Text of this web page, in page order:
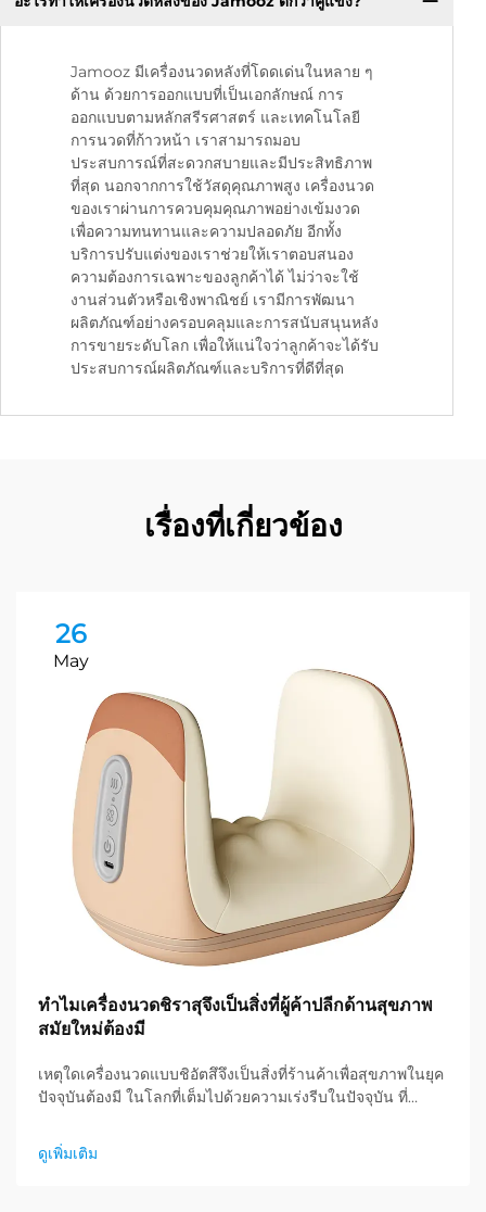
Jamooz มีเครื่องนวดหลังที่โดดเด่นในหลาย ๆ
ด้าน ด้วยการออกแบบที่เป็นเอกลักษณ์ การ
ออกแบบตามหลักสรีรศาสตร์ และเทคโนโลยี
การนวดที่ก้าวหน้า เราสามารถมอบ
ประสบการณ์ที่สะดวกสบายและมีประสิทธิภาพ
ที่สุด นอกจากการใช้วัสดุคุณภาพสูง เครื่องนวด
ของเราผ่านการควบคุมคุณภาพอย่างเข้มงวด
เพื่อความทนทานและความปลอดภัย อีกทั้ง
บริการปรับแต่งของเราช่วยให้เราตอบสนอง
ความต้องการเฉพาะของลูกค้าได้ ไม่ว่าจะใช้
งานส่วนตัวหรือเชิงพาณิชย์ เรามีการพัฒนา
ผลิตภัณฑ์อย่างครอบคลุมและการสนับสนุนหลัง
การขายระดับโลก เพื่อให้แน่ใจว่าลูกค้าจะได้รับ
ประสบการณ์ผลิตภัณฑ์และบริการที่ดีที่สุด
เรื่องที่เกี่ยวข้อง
26
May
ทำไมเครื่องนวดชิราสุจึงเป็นสิ่งที่ผู้ค้าปลีกด้านสุขภาพ
สมัยใหม่ต้องมี
เหตุใดเครื่องนวดแบบชิอัตสึจึงเป็นสิ่งที่ร้านค้าเพื่อสุขภาพในยุค
ปัจจุบันต้องมี ในโลกที่เต็มไปด้วยความเร่งรีบในปัจจุบัน ที่
บริโภคต่างมองหาวิธีการที่มีประสิทธิภาพในการดูแลสุขภาพ
ร่างกายและจิตใจของตนเองอย่างจริงจังมากยิ่งขึ้น...
ดูเพิ่มเติม